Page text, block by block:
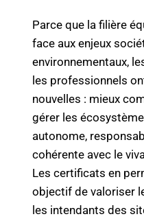
Parce que la filière
face aux enjeux
environnementaux,
les professionnels
nouvelles : mieux
gérer les
autonome,
cohérente avec le
Les certificats en
objectif de valoriser
les intendants des